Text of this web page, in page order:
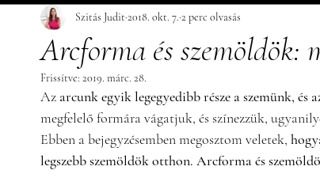
Testalkattal kapcsolatos írások Férfiaknak
Arcforma és szemöldök:
Szitás Judit 2018. okt. 7. 2 perc olvasás
Frissítve: 2019. márc. 28.
Az arcunk egyik legegyedibb része a szemünk, és
megfelelő formára vágatjuk, és színezzük,
Ebben a bejegyzésemben megosztom veletek,
legszebb szemöldök otthon. Arcforma és